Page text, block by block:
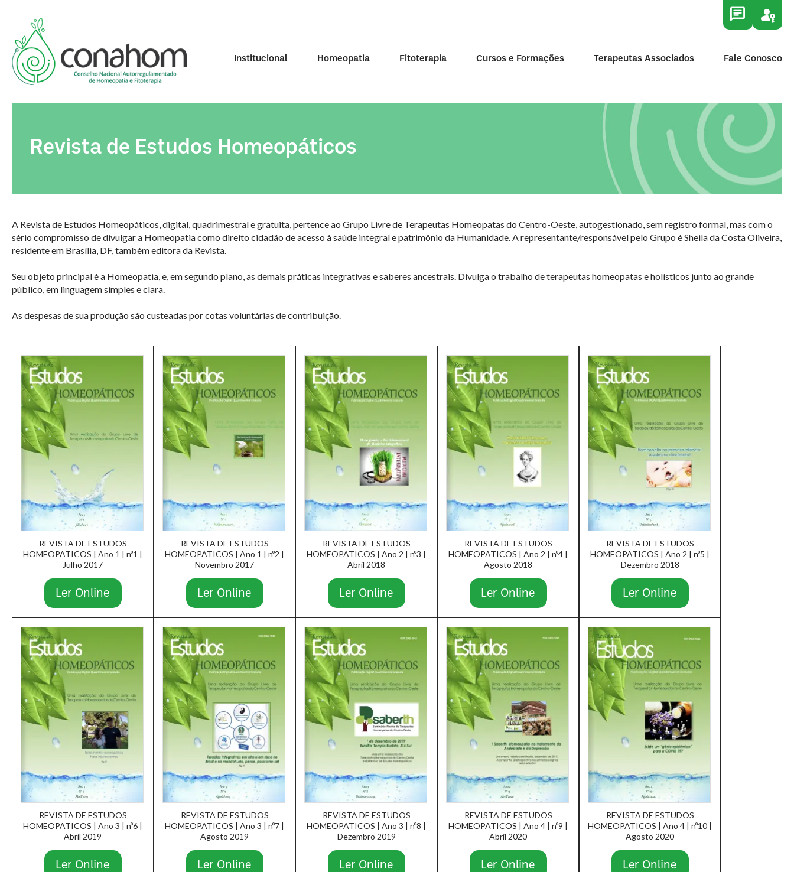
Institucional Homeopatia Fitoterapia Cursos e Formações Terapeutas Associados Fale Conosco
chat passkey
Revista de Estudos Homeopáticos
A Revista de Estudos Homeopáticos, digital, quadrimestral e gratuita, pertence ao Grupo Livre de Terapeutas Homeopatas do Centro-Oeste, autogestionado, sem registro formal, mas com o
sério compromisso de divulgar a Homeopatia como direito cidadão de acesso à saúde integral e patrimônio da Humanidade. A representante/responsável pelo Grupo é Sheila da Costa Oliveira,
residente em Brasília, DF, também editora da Revista.
Seu objeto principal é a Homeopatia, e, em segundo plano, as demais práticas integrativas e saberes ancestrais. Divulga o trabalho de terapeutas homeopatas e holísticos junto ao grande
público, em linguagem simples e clara.
As despesas de sua produção são custeadas por cotas voluntárias de contribuição.
REVISTA DE ESTUDOS
HOMEOPATICOS | Ano 1 | nº1 |
Julho 2017
Ler Online
REVISTA DE ESTUDOS
HOMEOPATICOS | Ano 1 | nº2 |
Novembro 2017
Ler Online
REVISTA DE ESTUDOS
HOMEOPATICOS | Ano 2 | nº3 |
Abril 2018
Ler Online
REVISTA DE ESTUDOS
HOMEOPATICOS | Ano 2 | nº4 |
Agosto 2018
Ler Online
REVISTA DE ESTUDOS
HOMEOPATICOS | Ano 2 | nº5 |
Dezembro 2018
Ler Online
REVISTA DE ESTUDOS
HOMEOPATICOS | Ano 3 | nº6 |
Abril 2019
Ler Online
REVISTA DE ESTUDOS
HOMEOPATICOS | Ano 3 | nº7 |
Agosto 2019
Ler Online
REVISTA DE ESTUDOS
HOMEOPATICOS | Ano 3 | nº8 |
Dezembro 2019
Ler Online
REVISTA DE ESTUDOS
HOMEOPATICOS | Ano 4 | nº9 |
Abril 2020
Ler Online
REVISTA DE ESTUDOS
HOMEOPATICOS | Ano 4 | nº10 |
Agosto 2020
Ler Online